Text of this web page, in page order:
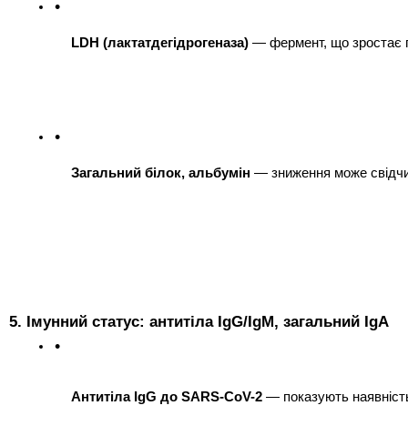
LDH (лактатдегідрогеназа) — фермент, що зростає
Загальний білок, альбумін — зниження може
5. Імунний статус: антитіла IgG/IgM, загальний IgA
Антитіла IgG до SARS-CoV-2 — показують